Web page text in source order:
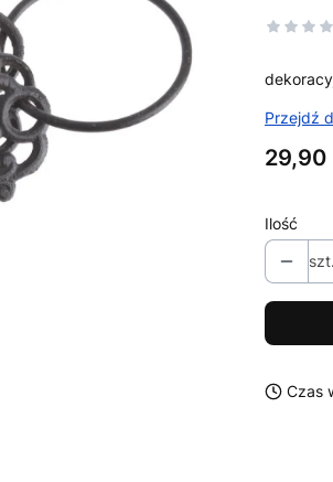
Przejdź
Cena
29,90
Ilość
szt.
Czas